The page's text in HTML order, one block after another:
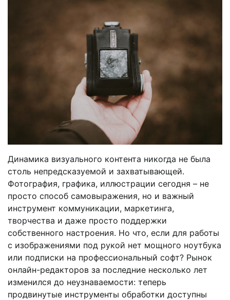
Динамика визуального контента никогда не была
столь непредсказуемой и захватывающей.
Фотография, графика, иллюстрации сегодня – не
просто способ самовыражения, но и важный
инструмент коммуникации, маркетинга,
творчества и даже просто поддержки
собственного настроения. Но что, если для работы
с изображениями под рукой нет мощного ноутбука
или подписки на профессиональный софт? Рынок
онлайн-редакторов за последние несколько лет
изменился до неузнаваемости: теперь
продвинутые инструменты обработки доступны